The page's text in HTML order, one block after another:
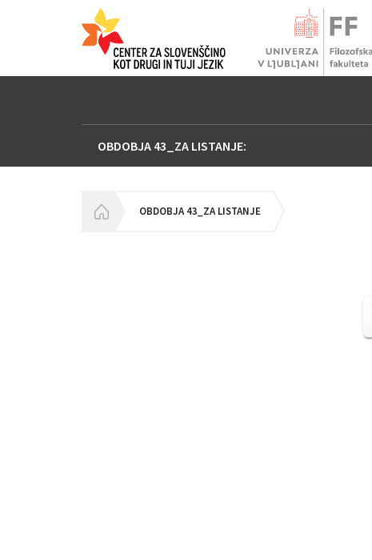
OBDOBJA 43_ZA LISTANJE:
HOMEPAGE
OBDOBJA 43_ZA LISTANJE